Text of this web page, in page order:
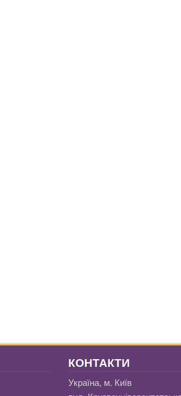
КОНТАКТИ
Україна, м. Київ